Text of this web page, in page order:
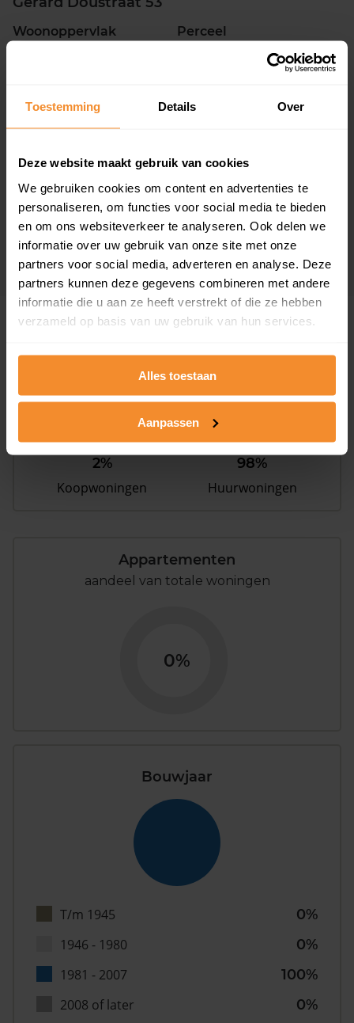
Toestemming Details Over
Deze website maakt gebruik van cookies
We gebruiken cookies om content en advertenties te
personaliseren, om functies voor social media te bieden
en om ons websiteverkeer te analyseren. Ook delen we
informatie over uw gebruik van onze site met onze
partners voor social media, adverteren en analyse. Deze
partners kunnen deze gegevens combineren met andere
informatie die u aan ze heeft verstrekt of die ze hebben
verzameld op basis van uw gebruik van hun services.
Alles toestaan
Aanpassen
Woonoppervlak Perceel
Woonoppervlak
154 m2 300 m2
Verkoopdatum
03 december 2025
Verkoopprijs
Koopsom opvragen
Woningen
2%
Koopwoningen
98%
Huurwoningen
Appartementen
aandeel van totale woningen
0%
Bouwjaar
T/m 1945
0%
1946 - 1980
0%
1981 - 2007
100%
2008 of later
0%